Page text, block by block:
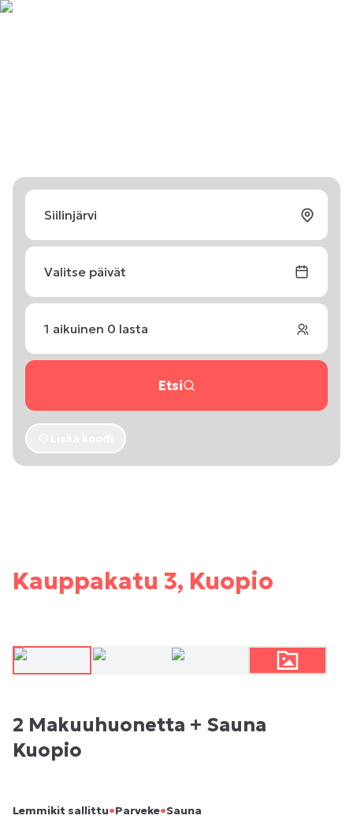
Valitse päivät
1 aikuinen 0 lasta
Etsi
Kauppakatu 3, Kuopio
2 Makuuhuonetta + Sauna
Kuopio
Lemmikit sallittu•Parveke•Sauna